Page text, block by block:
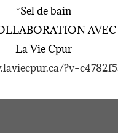
*Sel de bain
AVEC
La Vie Cpur